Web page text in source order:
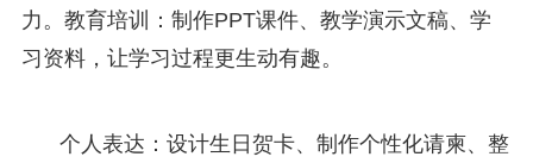
力。教育培训：制作PPT课件、教学演示文稿、学
习资料，让学习过程更生动有趣。
个人表达：设计生日贺卡、制作个性化请柬、整